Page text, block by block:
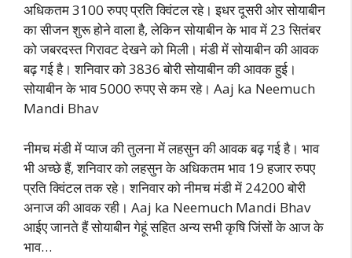
अधिकतम 3100 रुपए प्रति क्विंटल रहे। इधर दूसरी ओर सोयाबीन
का सीजन शुरू होने वाला है, लेकिन सोयाबीन के भाव में 23 सितंबर
को जबरदस्त गिरावट देखने को मिली। मंडी में सोयाबीन की आवक
बढ़ गई है। शनिवार को 3836 बोरी सोयाबीन की आवक हुई।
सोयाबीन के भाव 5000 रुपए से कम रहे। Aaj ka Neemuch
Mandi Bhav
नीमच मंडी में प्याज की तुलना में लहसुन की आवक बढ़ गई है। भाव
भी अच्छे हैं, शनिवार को लहसुन के अधिकतम भाव 19 हजार रुपए
प्रति क्विंटल तक रहे। शनिवार को नीमच मंडी में 24200 बोरी
अनाज की आवक रही। Aaj ka Neemuch Mandi Bhav
आईए जानते हैं सोयाबीन गेहूं सहित अन्य सभी कृषि जिंसों के आज के
भाव…